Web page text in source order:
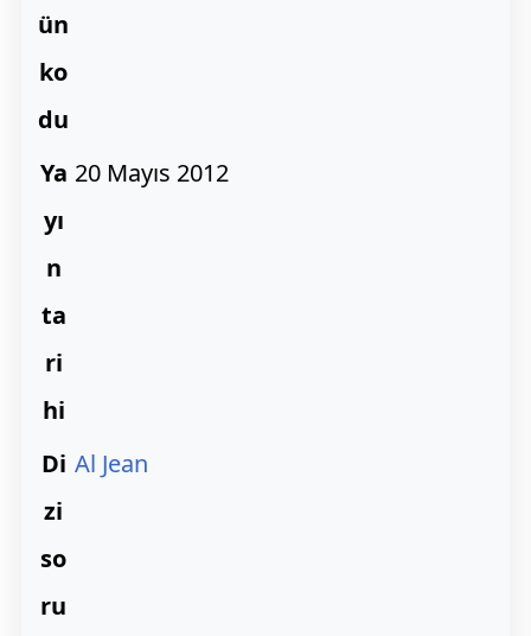
ün
ko
du
Ya
yı
n
ta
ri
hi
20 Mayıs 2012
Di
zi
so
ru
Al Jean